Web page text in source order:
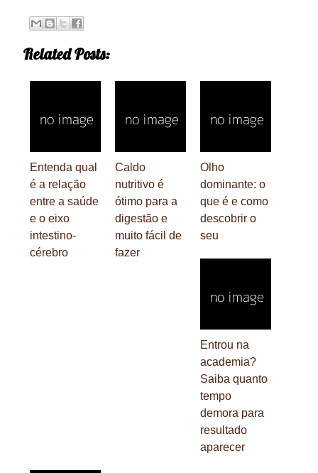
Related Posts:
Entenda qual
é a relação
entre a saúde
e o eixo
intestino-
cérebro
Caldo
nutritivo é
ótimo para a
digestão e
muito fácil de
fazer
Olho
dominante: o
que é e como
descobrir o
seu
Entrou na
academia?
Saiba quanto
tempo
demora para
resultado
aparecer